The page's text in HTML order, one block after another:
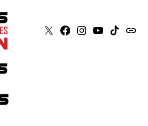
X Faceboook
Instagram
YoutubeTiktokissuu